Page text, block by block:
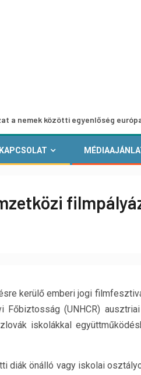
közötti egyenlőség európai
KAPCSOLAT
kerülő emberi jogi
(UNHCR)
iskolákkal
diák önálló vagy iskolai